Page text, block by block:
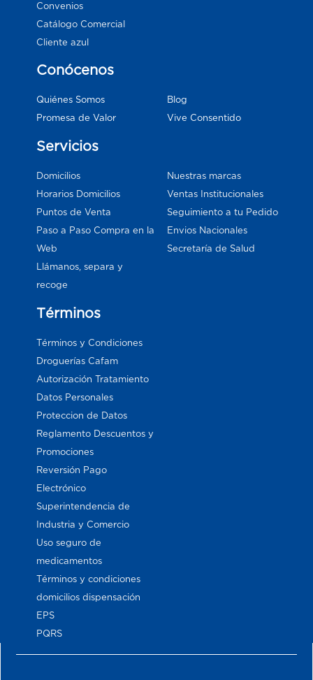
Convenios
Catálogo Comercial
Cliente azul
Conócenos
Quiénes Somos
Promesa de Valor
Blog
Vive Consentido
Servicios
Domicilios
Horarios Domicilios
Puntos de Venta
Paso a Paso Compra en la
Web
Llámanos, separa y
recoge
Nuestras marcas
Ventas Institucionales
Seguimiento a tu Pedido
Envios Nacionales
Secretaría de Salud
Términos
Términos y Condiciones
Droguerías Cafam
Autorización Tratamiento
Datos Personales
Proteccion de Datos
Reglamento Descuentos y
Promociones
Reversión Pago
Electrónico
Superintendencia de
Industria y Comercio
Uso seguro de
medicamentos
Términos y condiciones
domicilios dispensación
EPS
PQRS